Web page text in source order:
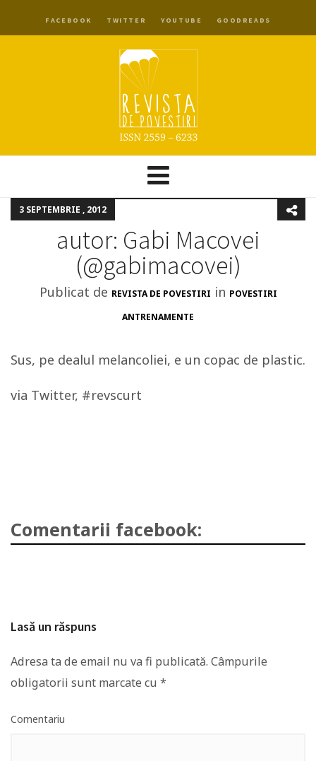
FACEBOOK TWITTER YOUTUBE GOODREADS
3 SEPTEMBRIE , 2012
autor: Gabi Macovei
(@gabimacovei)
Publicat de REVISTA DE POVESTIRI in POVESTIRI
ANTRENAMENTE
Sus, pe dealul melancoliei, e un copac de plastic.
via Twitter, #revscurt
Comentarii facebook:
Lasă un răspuns
Adresa ta de email nu va fi publicată. Câmpurile
obligatorii sunt marcate cu *
Comentariu